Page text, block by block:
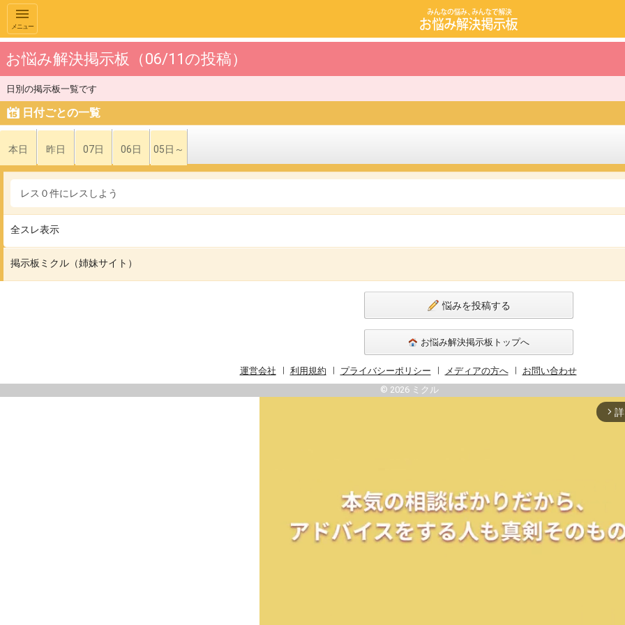
メニュー
お悩み解決掲示板（06/11の投稿）
日別の掲示板一覧です
日付ごとの一覧
本日 昨日 07日 06日 05日～
レス０件にレスしよう
全スレ表示
掲示板ミクル（姉妹サイト）
悩みを投稿する
お悩み解決掲示板トップへ
運営会社 利用規約 プライバシーポリシー メディアの方へ
お問い合わせ
© 2026 ミクル
arrow_forward_ios